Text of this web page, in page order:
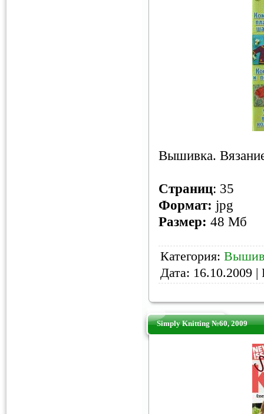
Вышивка.
Страниц: 35
Формат: jpg
Размер: 48 Мб
Категория:
Дата: 16.10.2009 |
Simply Knitting №60, 2009